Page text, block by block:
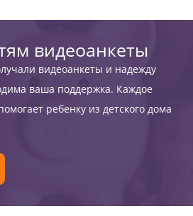
видеоанкеты
видеоанкеты и надежду
ваша поддержка. Каждое
ребенку из детского дома